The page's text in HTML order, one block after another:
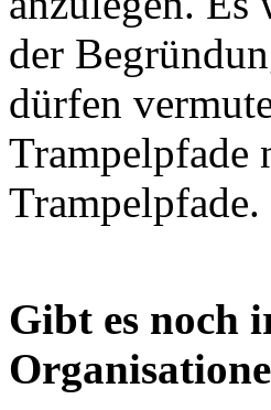
der
dürfen
Trampelpfade
Gibt es noch